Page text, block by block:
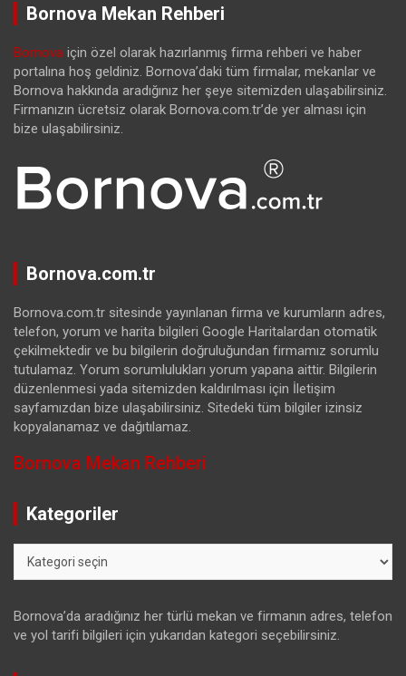
Bornova Mekan Rehberi
Bornova için özel olarak hazırlanmış firma rehberi ve haber
portalına hoş geldiniz. Bornova’daki tüm firmalar, mekanlar ve
Bornova hakkında aradığınız her şeye sitemizden ulaşabilirsiniz.
Firmanızın ücretsiz olarak Bornova.com.tr’de yer alması için
bize ulaşabilirsiniz.
Bornova.com.tr
Bornova.com.tr sitesinde yayınlanan firma ve kurumların adres,
telefon, yorum ve harita bilgileri Google Haritalardan otomatik
çekilmektedir ve bu bilgilerin doğruluğundan firmamız sorumlu
tutulamaz. Yorum sorumlulukları yorum yapana aittir. Bilgilerin
düzenlenmesi yada sitemizden kaldırılması için İletişim
sayfamızdan bize ulaşabilirsiniz. Sitedeki tüm bilgiler izinsiz
kopyalanamaz ve dağıtılamaz.
Bornova Mekan Rehberi
Kategoriler
Bornova’da aradığınız her türlü mekan ve firmanın adres, telefon
ve yol tarifi bilgileri için yukarıdan kategori seçebilirsiniz.